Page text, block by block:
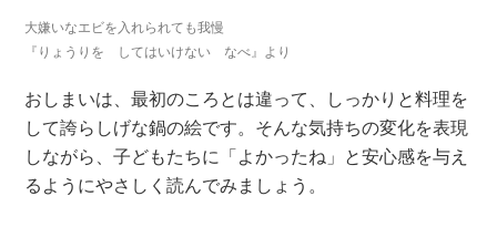
大嫌いなエビを入れられても我慢
『りょうりを してはいけない なべ』より
おしまいは、最初のころとは違って、しっかりと料理を
して誇らしげな鍋の絵です。そんな気持ちの変化を表現
しながら、子どもたちに「よかったね」と安心感を与え
るようにやさしく読んでみましょう。